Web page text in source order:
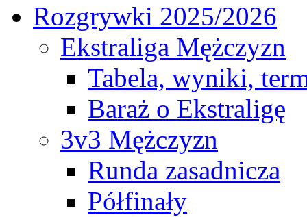
Rozgrywki 2025/2026
Ekstraliga Mężczyzn
Tabela, wyniki,
Baraż o Ekstraligę
3v3 Mężczyzn
Runda zasadnicza
Półfinały